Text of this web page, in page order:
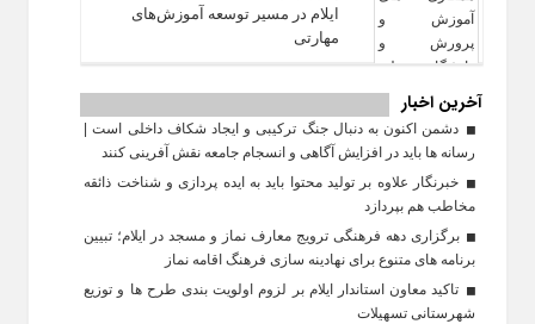
ایلام در مسیر توسعه آموزش‌های
مهارتی
آخرین اخبار
دشمن اکنون به دنبال جنگ ترکیبی و ایجاد شکاف داخلی است |
رسانه‌ ها باید در افزایش آگاهی و انسجام جامعه نقش‌ آفرینی کنند
خبرنگار علاوه بر تولید محتوا باید به ایده‌ پردازی و شناخت ذائقه
مخاطب هم بپردازد
برگزاری دهه فرهنگی ترویج معارف نماز و مسجد در ایلام؛ تبیین
برنامه‌ های متنوع برای نهادینه‌ سازی فرهنگ اقامه نماز
تاکید معاون استاندار ایلام بر لزوم اولویت‌ بندی طرح‌ ها و توزیع
شهرستانی تسهیلات